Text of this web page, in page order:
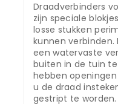
Draadverbinders
zijn speciale
losse stukken
kunnen verbinden.
een watervaste
buiten in de tuin te
hebben
u de draad
gestript te